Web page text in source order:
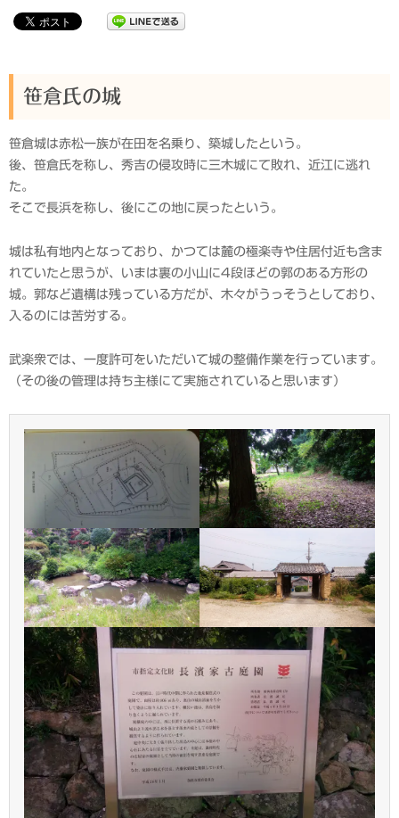
笹倉氏の城
笹倉城は赤松一族が在田を名乗り、築城したという。
後、笹倉氏を称し、秀吉の侵攻時に三木城にて敗れ、近江に逃れ
た。
そこで長浜を称し、後にこの地に戻ったという。
城は私有地内となっており、かつては麓の極楽寺や住居付近も含ま
れていたと思うが、いまは裏の小山に4段ほどの郭のある方形の
城。郭など遺構は残っている方だが、木々がうっそうとしており、
入るのには苦労する。
武楽衆では、一度許可をいただいて城の整備作業を行っています。
（その後の管理は持ち主様にて実施されていると思います）